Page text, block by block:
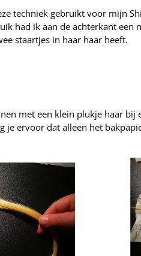
techniek gebruikt voor mijn
had ik aan de achterkant een
staartjes in haar haar heeft.
met een klein plukje haar bij
je ervoor dat alleen het